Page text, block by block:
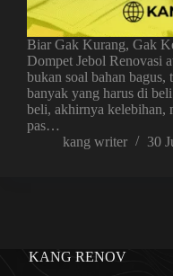
Biar Gak Kurang, Gak
Dompet Jebol Renovasi
bukan soal bahan bagus,
banyak yang harus di
beli, akhirnya kelebihan,
pas…
kang writer
30
KANG RENOV